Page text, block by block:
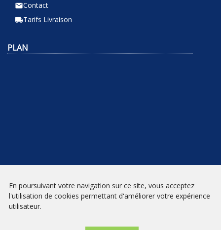
emailContact
local_shippingTarifs Livraison
PLAN
NEWSLETTER
En poursuivant votre navigation sur ce site, vous acceptez
l'utilisation de cookies permettant d'améliorer votre expérience
utilisateur.